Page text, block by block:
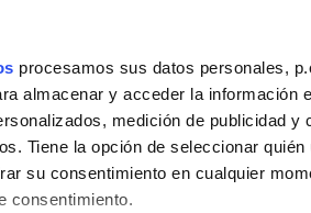
procesamos sus datos personales,
almacenar y acceder la información
medición de publicidad y
Tiene la opción de seleccionar
su consentimiento en cualquier
consentimiento.